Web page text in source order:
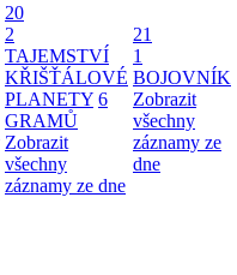
20
2
TAJEMSTVÍ
KŘIŠŤÁLOVÉ
PLANETY 6
GRAMŮ
Zobrazit
všechny
záznamy ze dne
21
1
BOJOVNÍK
Zobrazit
všechny
záznamy ze
dne